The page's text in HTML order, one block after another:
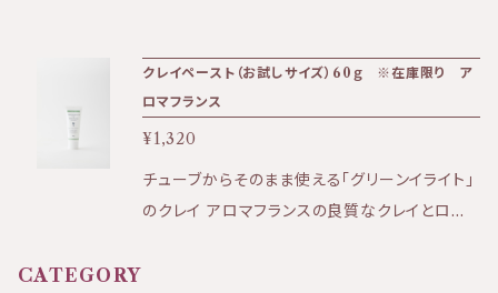
み） セラクティブウォーター1本〜3本でご注文
の場合はポスト投函でのお届けです。 日時指定
をご希望の場合は宅配となるため別途追加で送
料を頂戴しております。 商品購入時にオプション
として選択ください。 ※3本まではゆうパケット
クレイペースト（お試しサイズ）60ｇ ※在庫限り ア
ロマフランス
¥1,320
チューブからそのまま使える「グリーンイライト」
のクレイ アロマフランスの良質なクレイとロー
CATEGORY